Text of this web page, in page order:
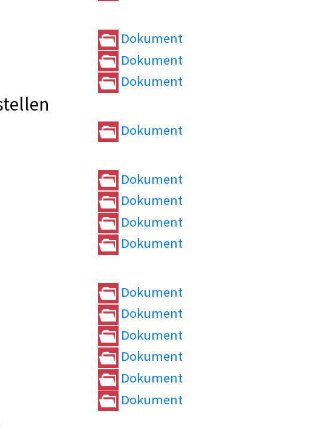
Dokument
Dokument
Dokument
Dokument
Dokument
Dokument
Dokument
Dokument
Dokument
Dokument
Dokument
Dokument
Dokument
Dokument